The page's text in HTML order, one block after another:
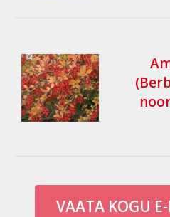
VAATA KOGU